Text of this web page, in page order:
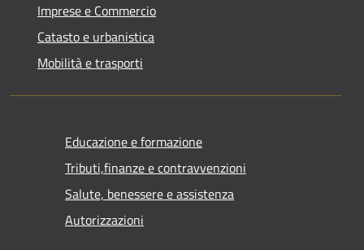
Imprese e Commercio
Catasto e urbanistica
Mobilità e trasporti
Educazione e formazione
Tributi,finanze e contravvenzioni
Salute, benessere e assistenza
Autorizzazioni